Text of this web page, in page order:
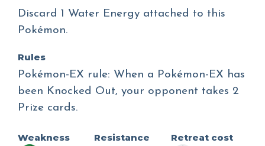
Discard 1 Water Energy attached to this
Pokémon.
Rules
Pokémon-EX rule: When a Pokémon-EX has
been Knocked Out, your opponent takes 2
Prize cards.
Weakness
Resistance
Retreat cost